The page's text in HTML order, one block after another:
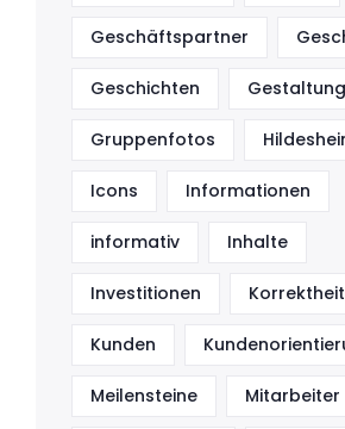
Geschäftspartner
Geschichten Gestaltung
Gruppenfotos
Icons Informationen
informativ Inhalte
Investitionen Korrektheit
Kunden
Meilensteine Mitarbeiter